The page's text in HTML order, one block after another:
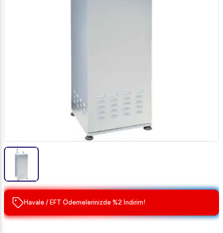
Havale / EFT Ödemelerinizde %2 İndirim!